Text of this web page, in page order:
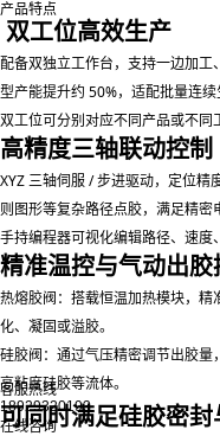
产品特点
双工位高效生产
配备双独立工作台，支持一边加
型产能提升约 50%，适配批量连续
双工位可分别对应不同产品或不同
高精度三轴联动控制
XYZ 三轴伺服 / 步进驱动，定位
则图形等复杂路径点胶，满足精密
手持编程器可视化编辑路径、速度
精准温控与气动出胶
热熔胶阀：搭载恒温加热模块，
化、凝固或溢胶。
硅胶阀：通过气压精密调节出胶
高粘度硅胶等流体。
可同时满足硅胶密封
客服热线
18929320193
在线咨询